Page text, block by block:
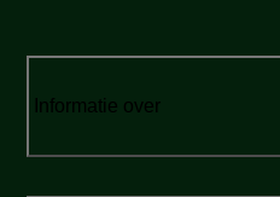
Informatie over